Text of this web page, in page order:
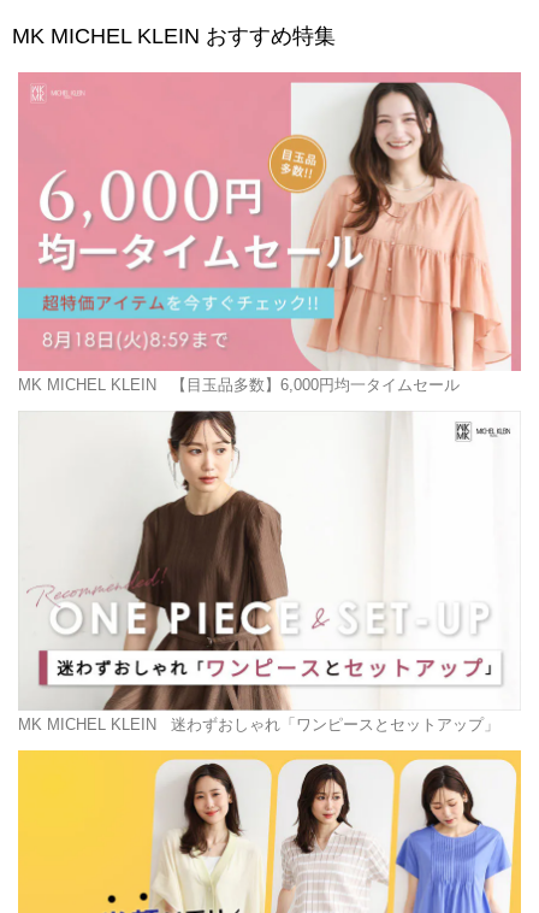
MK MICHEL KLEIN おすすめ特集
MK MICHEL KLEIN 【目玉品多数】6,000円均一タイムセール
MK MICHEL KLEIN 迷わずおしゃれ「ワンピースとセットアップ」